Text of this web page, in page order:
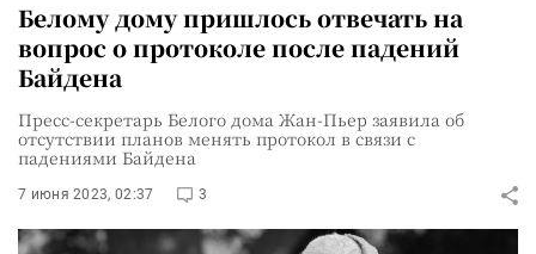
Белому дому пришлось отвечать на
вопрос о протоколе после падений
Байдена
Пресс-секретарь Белого дома Жан-Пьер заявила об
отсутствии планов менять протокол в связи с
падениями Байдена
7 июня 2023, 02:37 3